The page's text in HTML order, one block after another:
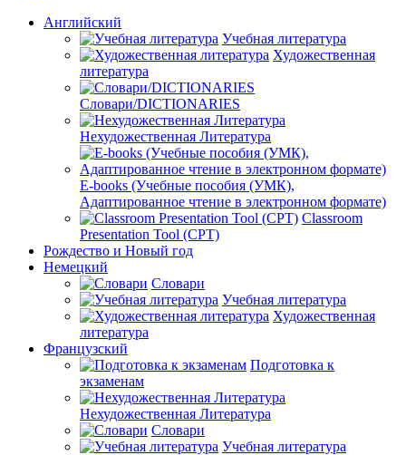
Английский
Учебная литература
Художественная
литература
Словари/DICTIONARIES
Нехудожественная Литература
E-books (Учебные пособия (УМК),
Адаптированное чтение в электронном формате)
Classroom
Presentation Tool (CPT)
Рождество и Новый год
Немецкий
Словари
Учебная литература
Художественная
литература
Французский
Подготовка к
экзаменам
Нехудожественная Литература
Словари
Учебная литература